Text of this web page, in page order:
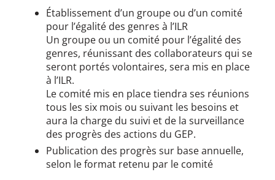
Établissement d’un groupe ou d’un comité
pour l’égalité des genres à l’ILR
Un groupe ou un comité pour l’égalité des
genres, réunissant des collaborateurs qui se
seront portés volontaires, sera mis en place
à l’ILR.
Le comité mis en place tiendra ses réunions
tous les six mois ou suivant les besoins et
aura la charge du suivi et de la surveillance
des progrès des actions du GEP.
Publication des progrès sur base annuelle,
selon le format retenu par le comité